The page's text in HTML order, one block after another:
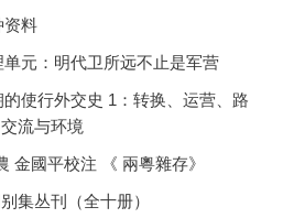
资料
元：明代卫所远不止是军营
的使行外交史 1：转换、运营、路
流与环境
金國平校注 《 兩粵雜存》
集丛刊（全十册）